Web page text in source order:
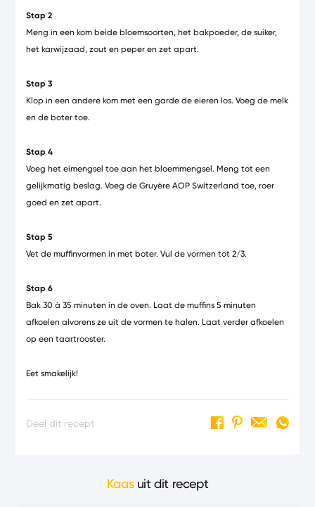
Stap 2
Meng in een kom beide bloemsoorten, het bakpoeder, de suiker,
het karwijzaad, zout en peper en zet apart.
Stap 3
Klop in een andere kom met een garde de eieren los. Voeg de melk
en de boter toe.
Stap 4
Voeg het eimengsel toe aan het bloemmengsel. Meng tot een
gelijkmatig beslag. Voeg de Gruyère AOP Switzerland toe, roer
goed en zet apart.
Stap 5
Vet de muffinvormen in met boter. Vul de vormen tot 2/3.
Stap 6
Bak 30 à 35 minuten in de oven. Laat de muffins 5 minuten
afkoelen alvorens ze uit de vormen te halen. Laat verder afkoelen
op een taartrooster.
Eet smakelijk!
Deel dit recept
Kaasuit dit recept